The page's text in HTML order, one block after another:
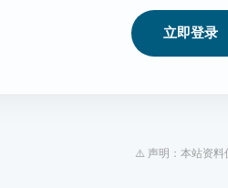
立即登录
⚠️ 声明：本站资料